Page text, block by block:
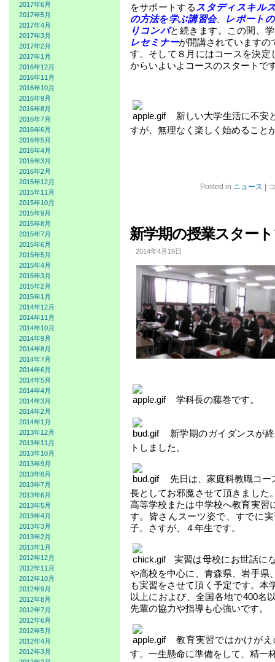
2017年6月
2017年5月
2017年4月
2017年3月
2017年2月
2017年1月
2016年12月
2016年11月
2016年10月
2016年9月
2016年8月
2016年7月
2016年6月
2016年5月
2016年4月
2016年3月
2016年2月
2015年12月
2015年11月
2015年10月
2015年9月
2015年8月
2015年7月
2015年6月
2015年5月
2015年4月
2015年3月
2015年2月
2015年1月
2014年12月
2014年11月
2014年10月
2014年9月
2014年8月
2014年7月
2014年6月
2014年5月
2014年4月
2014年3月
2014年2月
2014年1月
2013年12月
2013年11月
2013年10月
2013年9月
2013年8月
2013年7月
2013年6月
2013年5月
2013年4月
2013年3月
2013年2月
2013年1月
2012年12月
2012年11月
2012年10月
2012年9月
2012年8月
2012年7月
2012年6月
2012年5月
2012年4月
2012年3月
をサポートする スタディスキル
の方法を学ぶ講習会、 レポート
りコンパと続きます。この間、
レセミナーが開講されていますの
す。そして８月にはコースを決定
からいよいよコースのスタートで
新しい大学生活に不安
すが、無理なく楽しく始めること
Posted in ニュース | フ
ュ
マ
グ
ラ
ム
進
行
は
新学期の授業スター
2014年4月16日
学科長の藤巻です。
新学期のガイダンスが
トしました。
先日は、家庭科教職コ
長としてお邪魔させて頂きました
高等学校または中学校へ教育実習
す。皆さんスーツ姿で、すでに
子。さすが、４年生です。
実習は母校にお世話に
や高校を中心に、青森県、岩手県
も実習をさせて頂く予定です。本
以上におよび、全国各地で400名
先輩の協力や指導も心強いです。
教育実習ではかけが
す。一生懸命に準備をして、精一